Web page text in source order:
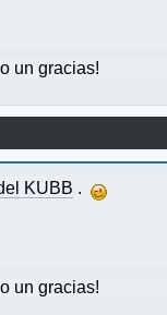
un gracias!
KUBB .
un gracias!